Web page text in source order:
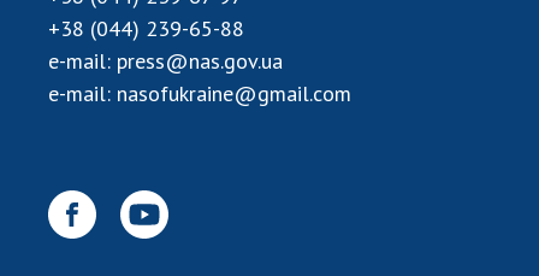
надбання
Центри колективного користування
науковими приладами НАН України
Оцінювання ефективності діяльності
Відкрита наука в НАН України
Підготовка наукових кадрів
+38 (044) 239-65-88
e-mail: press@nas.gov.ua
e-mail: nasofukraine@gmail.com